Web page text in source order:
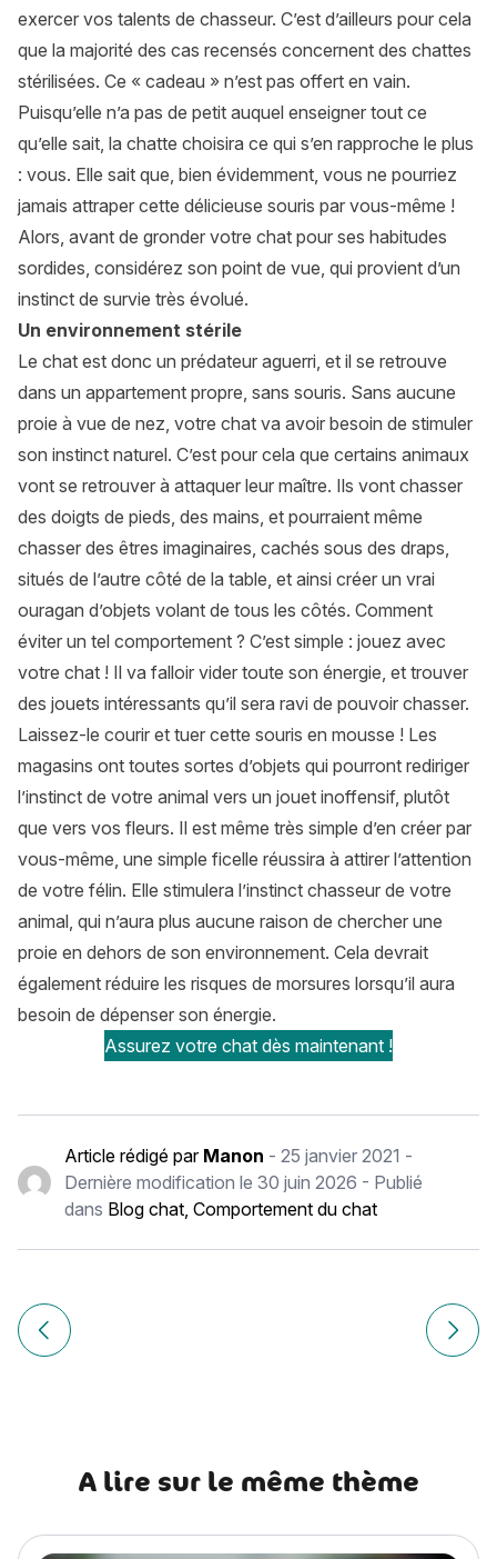
exercer vos talents de chasseur. C’est d’ailleurs pour cela
que la majorité des cas recensés concernent des chattes
stérilisées. Ce « cadeau » n’est pas offert en vain.
Puisqu’elle n’a pas de petit auquel enseigner tout ce
qu’elle sait, la chatte choisira ce qui s’en rapproche le plus
: vous. Elle sait que, bien évidemment, vous ne pourriez
jamais attraper cette délicieuse souris par vous-même !
Alors, avant de gronder votre chat pour ses habitudes
sordides, considérez son point de vue, qui provient d’un
instinct de survie très évolué.
Un environnement stérile
Le chat est donc un prédateur aguerri, et il se retrouve
dans un appartement propre, sans souris. Sans aucune
proie à vue de nez, votre chat va avoir besoin de stimuler
son instinct naturel. C’est pour cela que certains animaux
vont se retrouver à attaquer leur maître. Ils vont chasser
des doigts de pieds, des mains, et pourraient même
chasser des êtres imaginaires, cachés sous des draps,
situés de l’autre côté de la table, et ainsi créer un vrai
ouragan d’objets volant de tous les côtés. Comment
éviter un tel comportement ? C’est simple : jouez avec
votre chat ! Il va falloir vider toute son énergie, et trouver
des jouets intéressants qu’il sera ravi de pouvoir chasser.
Laissez-le courir et tuer cette souris en mousse ! Les
magasins ont toutes sortes d’objets qui pourront rediriger
l’instinct de votre animal vers un jouet inoffensif, plutôt
que vers vos fleurs. Il est même très simple d’en créer par
vous-même, une simple ficelle réussira à attirer l’attention
de votre félin. Elle stimulera l’instinct chasseur de votre
animal, qui n’aura plus aucune raison de chercher une
proie en dehors de son environnement. Cela devrait
également réduire les risques de morsures lorsqu’il aura
besoin de dépenser son énergie.
Assurez votre chat dès maintenant !
Article rédigé par Manon - 25 janvier 2021 -
Dernière modification le 30 juin 2026 - Publié
dans Blog chat, Comportement du chat
Navigation
de
Article précédent Formule Chien +, que rembourse-t-elle ?
Article
A lire sur le même thème